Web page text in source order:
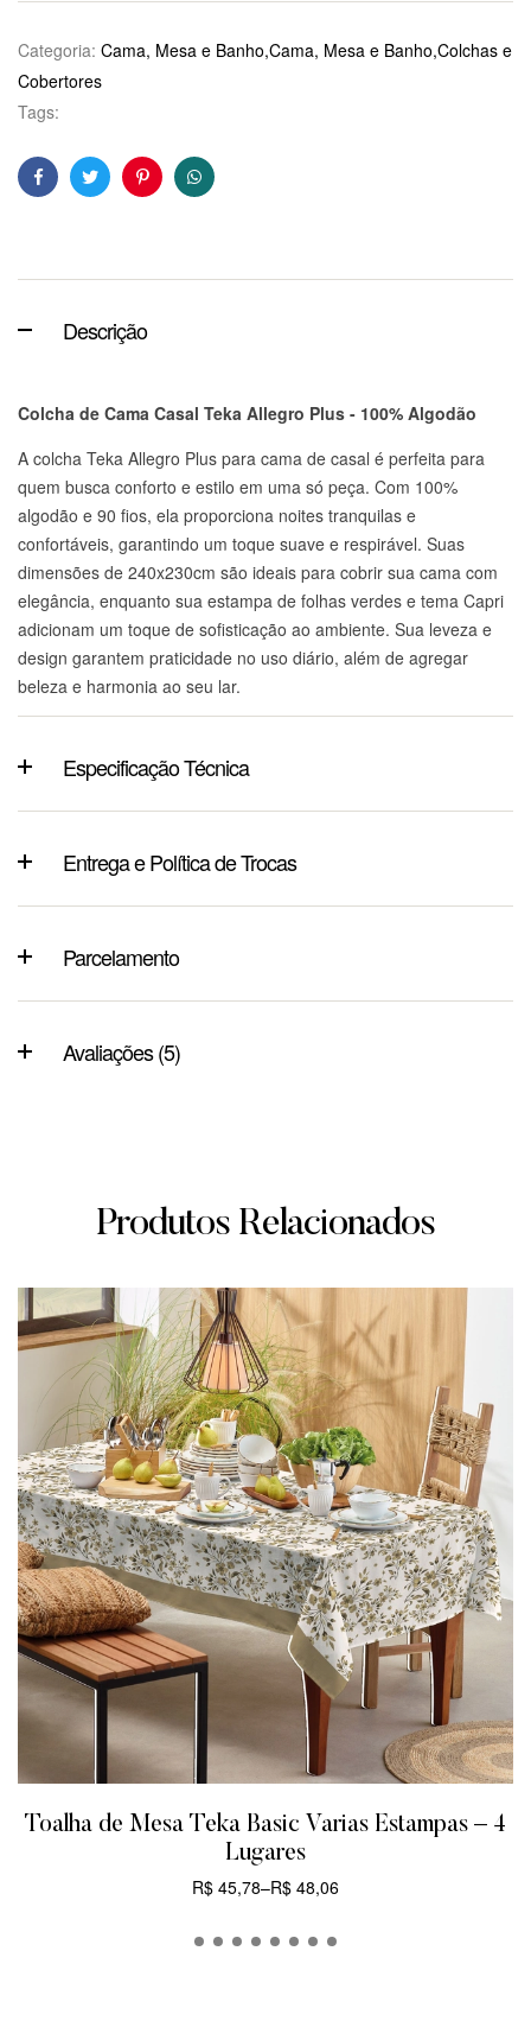
Categoria: Cama, Mesa e Banho,Cama, Mesa e Banho,Colchas e
Cobertores
Tags:
FacebookTwitterPinterestWhatsApp
Descrição
Colcha de Cama Casal Teka Allegro Plus - 100% Algodão
A colcha Teka Allegro Plus para cama de casal é perfeita para
quem busca conforto e estilo em uma só peça. Com 100%
algodão e 90 fios, ela proporciona noites tranquilas e
confortáveis, garantindo um toque suave e respirável. Suas
dimensões de 240x230cm são ideais para cobrir sua cama com
elegância, enquanto sua estampa de folhas verdes e tema Capri
adicionam um toque de sofisticação ao ambiente. Sua leveza e
design garantem praticidade no uso diário, além de agregar
beleza e harmonia ao seu lar.
Especificação Técnica
Entrega e Política de Trocas
Parcelamento
Avaliações (5)
Produtos Relacionados
Toalha de Mesa Teka Basic Varias Estampas – 4
Lugares
R$ 45,78–R$ 48,06